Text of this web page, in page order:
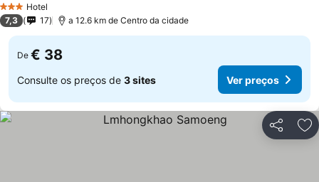
3 EstrelasHotel
7,3 17 a 12.6 km de Centro da cidade
De € 38
Consulte os preços de 3 sites Ver preços
Partilhar